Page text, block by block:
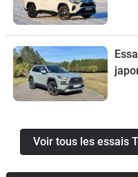
Voir tous les essais